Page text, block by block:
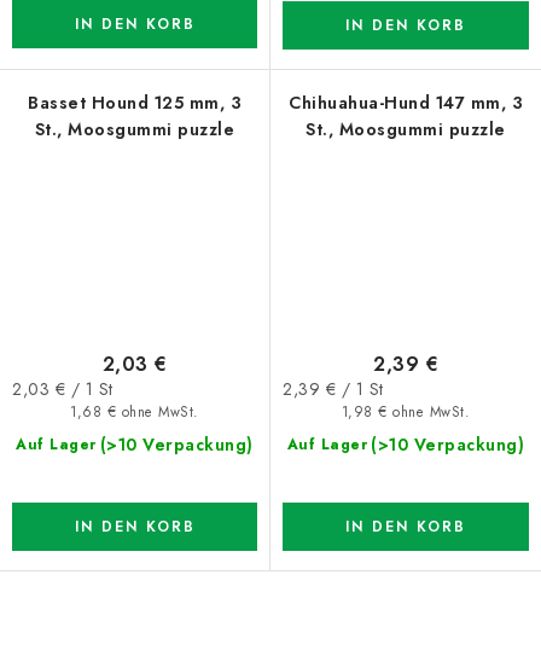
IN DEN KORB IN DEN KORB
Basset Hound 125 mm, 3
St., Moosgummi puzzle
Auf Lager (>10 Verpackung)
1,68 € ohne MwSt.
2,03 €
Verkaufspreis:
2,03 € / 1 St
IN DEN KORB
Chihuahua-Hund 147 mm, 3
St., Moosgummi puzzle
Auf Lager (>10 Verpackung)
1,98 € ohne MwSt.
2,39 €
Verkaufspreis:
2,39 € / 1 St
IN DEN KORB